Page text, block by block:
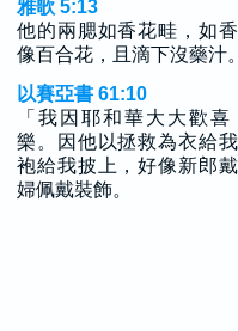
雅歌 5:13
他的兩腮如香花畦，如
像百合花，且滴下沒藥汁。
以賽亞書 61:10
「我因耶和華大大歡
樂。因他以拯救為衣給
袍給我披上，好像新郎
婦佩戴裝飾。